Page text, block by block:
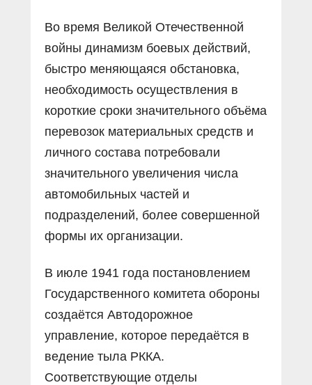
Во время Великой Отечественной
войны динамизм боевых действий,
быстро меняющаяся обстановка,
необходимость осуществления в
короткие сроки значительного объёма
перевозок материальных средств и
личного состава потребовали
значительного увеличения числа
автомобильных частей и
подразделений, более совершенной
формы их организации.
В июле 1941 года постановлением
Государственного комитета обороны
создаётся Автодорожное
управление, которое передаётся в
ведение тыла РККА.
Соответствующие отделы